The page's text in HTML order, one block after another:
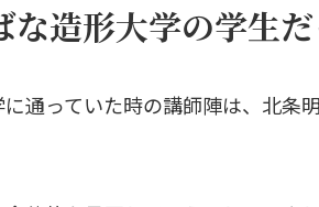
な造形大学の学生
通っていた時の講師陣は、北条